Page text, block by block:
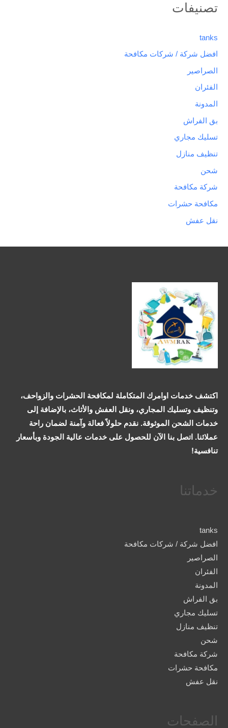
تصنيفات
tanks
افضل شركة / شركات مكافحة
الصراصير
الفئران
المدونة
بق الفراش
تسليك مجاري
تنظيف منازل
شحن
شركة مكافحة
مكافحة حشرات
نقل عفش
اكتشف خدمات اوامرك المتكاملة لمكافحة الحشرات والزواحف،
وتنظيف وتسليك المجاري، ونقل العفش والأثاث، بالإضافة إلى
خدمات الشحن الموثوقة. نقدم حلولاً فعالة وآمنة لضمان راحة
عملائنا. اتصل بنا الآن للحصول على خدمات عالية الجودة وبأسعار
تنافسية!
خدماتنا
tanks
افضل شركة / شركات مكافحة
الصراصير
الفئران
المدونة
بق الفراش
تسليك مجاري
تنظيف منازل
شحن
شركة مكافحة
مكافحة حشرات
نقل عفش
الصفحات